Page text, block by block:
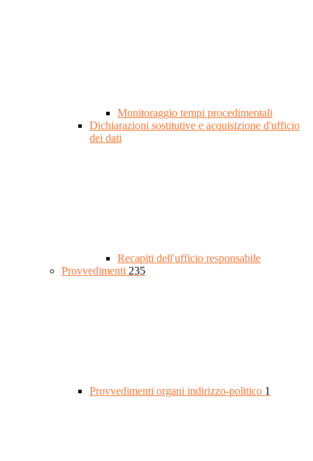
Monitoraggio tempi procedimentali
Dichiarazioni sostitutive e acquisizione d'ufficio
dei dati
Recapiti dell'ufficio responsabile
Provvedimenti 235
Provvedimenti organi indirizzo-politico 1